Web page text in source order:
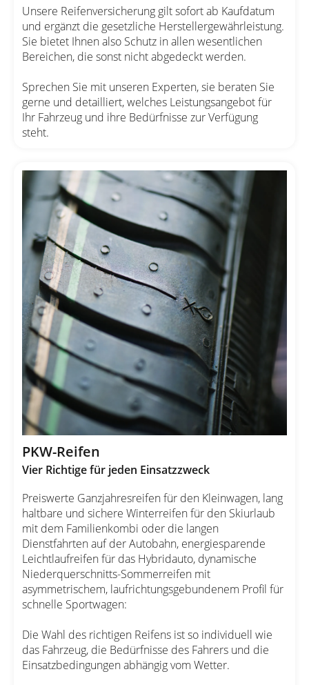
Unsere Reifenversicherung gilt sofort ab Kaufdatum
und ergänzt die gesetzliche Herstellergewährleistung.
Sie bietet Ihnen also Schutz in allen wesentlichen
Bereichen, die sonst nicht abgedeckt werden.
Sprechen Sie mit unseren Experten, sie beraten Sie
gerne und detailliert, welches Leistungsangebot für
Ihr Fahrzeug und ihre Bedürfnisse zur Verfügung
steht.
PKW-Reifen
Vier Richtige für jeden Einsatzzweck
Preiswerte Ganzjahresreifen für den Kleinwagen, lang
haltbare und sichere Winterreifen für den Skiurlaub
mit dem Familienkombi oder die langen
Dienstfahrten auf der Autobahn, energiesparende
Leichtlaufreifen für das Hybridauto, dynamische
Niederquerschnitts-Sommerreifen mit
asymmetrischem, laufrichtungsgebundenem Profil für
schnelle Sportwagen:
Die Wahl des richtigen Reifens ist so individuell wie
das Fahrzeug, die Bedürfnisse des Fahrers und die
Einsatzbedingungen abhängig vom Wetter.